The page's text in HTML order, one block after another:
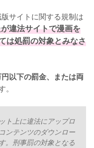
サイトに関する規制は
違法サイトで漫画を
は処罰の対象とみなさ
以下の罰金、または両
ト上に違法にアップロ
ンテンツのダウンロー
。刑事罰の対象となる